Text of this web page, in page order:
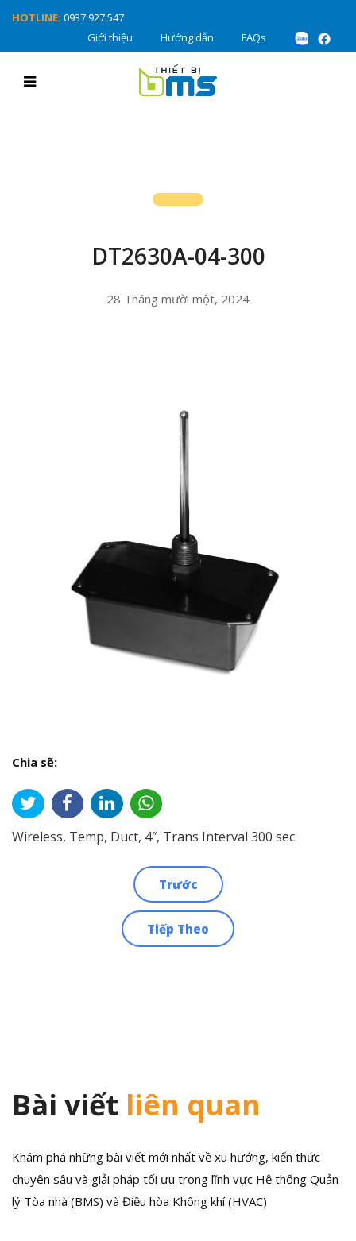
HOTLINE: 0937.927.547
Giới thiệu
Hướng dẫn FAQs
DT2630A-04-300
28 Tháng mười một, 2024
Chia sẽ:
Wireless, Temp, Duct, 4″, Trans Interval 300 sec
Trước
Tiếp Theo
Bài viết liên quan
Khám phá những bài viết mới nhất về xu hướng, kiến thức
chuyên sâu và giải pháp tối ưu trong lĩnh vực Hệ thống Quản
lý Tòa nhà (BMS) và Điều hòa Không khí (HVAC)